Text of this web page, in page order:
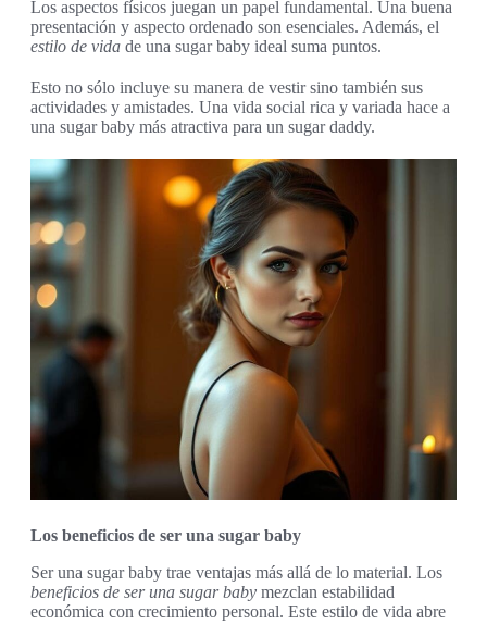
Los aspectos físicos juegan un papel fundamental. Una buena
presentación y aspecto ordenado son esenciales. Además, el
estilo de vida de una sugar baby ideal suma puntos.
Esto no sólo incluye su manera de vestir sino también sus
actividades y amistades. Una vida social rica y variada hace a
una sugar baby más atractiva para un sugar daddy.
Los beneficios de ser una sugar baby
Ser una sugar baby trae ventajas más allá de lo material. Los
beneficios de ser una sugar baby mezclan estabilidad
económica con crecimiento personal. Este estilo de vida abre